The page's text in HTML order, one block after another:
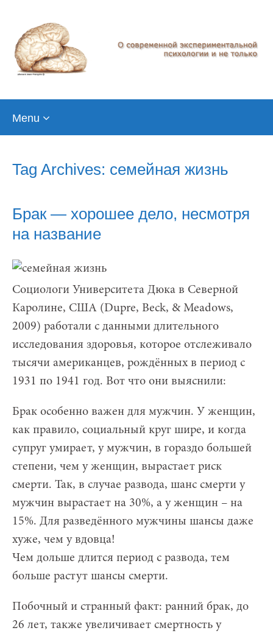
Menu
Tag Archives: семейная жизнь
Брак — хорошее дело, несмотря
на название
Социологи Университета Дюка в Северной
Каролине, США (Dupre, Beck, & Meadows,
2009) работали с данными длительного
исследования здоровья, которое отслеживало
тысячи американцев, рождённых в период с
1931 по 1941 год. Вот что они выяснили:
Брак особенно важен для мужчин. У женщин,
как правило, социальный круг шире, и когда
супруг умирает, у мужчин, в гораздо большей
степени, чем у женщин, вырастает риск
смерти. Так, в случае развода, шанс смерти у
мужчин вырастает на 30%, а у женщин – на
15%. Для разведённого мужчины шансы даже
хуже, чем у вдовца!
Чем дольше длится период с развода, тем
больше растут шансы смерти.
Побочный и странный факт: ранний брак, до
26 лет, также увеличивает смертность у